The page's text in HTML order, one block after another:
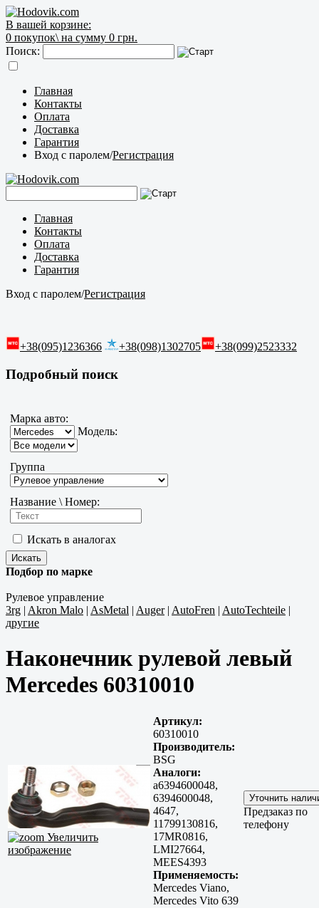
В вашей корзине:
0 покупок\ на сумму 0 грн.
Поиск:
Главная
Контакты
Оплата
Доставка
Гарантия
Вход с паролем/Регистрация
Главная
Контакты
Оплата
Доставка
Гарантия
Вход с паролем/Регистрация
+38(095)1236366 +38(098)1302705 +38(099)2523332
Подробный поиск
Марка авто:
Модель:
Группа
Название \ Номер:
Искать в аналогах
Подбор по марке
Рулевое управление
3rg | Akron Malo | AsMetal | Auger| AutoFren | AutoTechteile |
другие
Наконечник рулевой левый
Mercedes 60310010
Увеличить
изображение
Артикул:
60310010
Производитель:
BSG
Аналоги:
a6394600048,
6394600048,
4647,
11799130816,
17MR0816,
LMI27664,
MEES4393
Применяемость:
Mercedes Viano,
Mercedes Vito 639
Предзаказ по
телефону